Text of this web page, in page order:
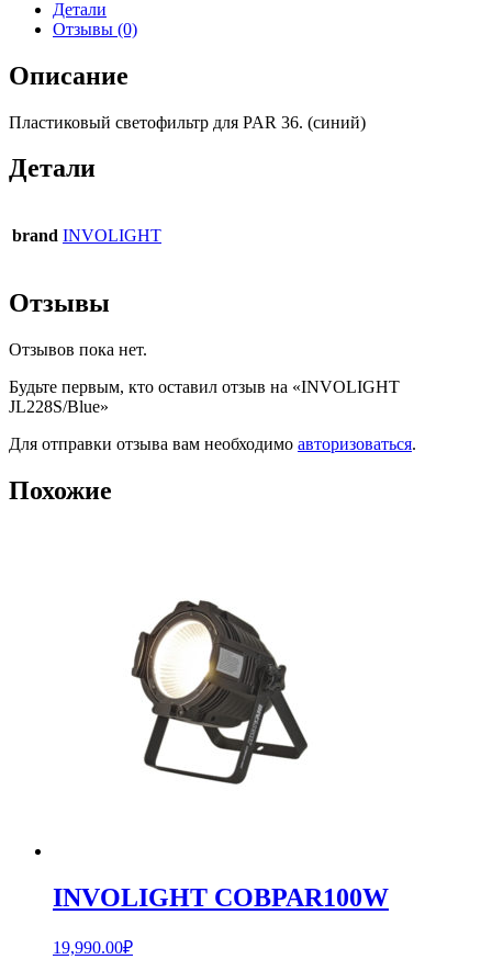
Детали
Отзывы (0)
Описание
Пластиковый светофильтр для PAR 36. (синий)
Детали
brand INVOLIGHT
Отзывы
Отзывов пока нет.
Будьте первым, кто оставил отзыв на «INVOLIGHT
JL228S/Blue»
Для отправки отзыва вам необходимо авторизоваться.
Похожие
INVOLIGHT COBPAR100W
19,990.00₽